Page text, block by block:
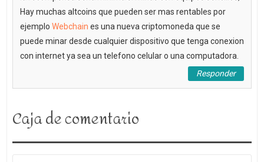
Hay muchas altcoins que pueden ser mas rentables por
ejemplo Webchain es una nueva criptomoneda que se
puede minar desde cualquier dispositivo que tenga conexion
con internet ya sea un telefono celular o una computadora.
Responder
Caja de comentario